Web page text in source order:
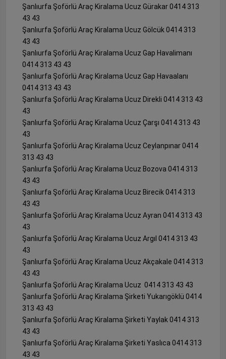
Şanlıurfa Şoförlü Araç Kiralama Ucuz Gürakar 0414 313
43 43
Şanlıurfa Şoförlü Araç Kiralama Ucuz Gölcük 0414 313
43 43
Şanlıurfa Şoförlü Araç Kiralama Ucuz Gap Havalimanı
0414 313 43 43
Şanlıurfa Şoförlü Araç Kiralama Ucuz Gap Havaalanı
0414 313 43 43
Şanlıurfa Şoförlü Araç Kiralama Ucuz Direkli 0414 313 43
43
Şanlıurfa Şoförlü Araç Kiralama Ucuz Çarşı 0414 313 43
43
Şanlıurfa Şoförlü Araç Kiralama Ucuz Ceylanpınar 0414
313 43 43
Şanlıurfa Şoförlü Araç Kiralama Ucuz Bozova 0414 313
43 43
Şanlıurfa Şoförlü Araç Kiralama Ucuz Birecik 0414 313
43 43
Şanlıurfa Şoförlü Araç Kiralama Ucuz Ayran 0414 313 43
43
Şanlıurfa Şoförlü Araç Kiralama Ucuz Argıl 0414 313 43
43
Şanlıurfa Şoförlü Araç Kiralama Ucuz Akçakale 0414 313
43 43
Şanlıurfa Şoförlü Araç Kiralama Ucuz 0414 313 43 43
Şanlıurfa Şoförlü Araç Kiralama Şirketi Yukarıgöklü 0414
313 43 43
Şanlıurfa Şoförlü Araç Kiralama Şirketi Yaylak 0414 313
43 43
Şanlıurfa Şoförlü Araç Kiralama Şirketi Yaslıca 0414 313
43 43